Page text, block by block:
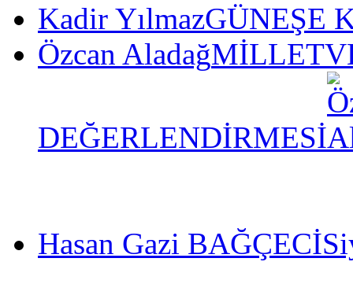
Kadir YılmazGÜNEŞE
Özcan Aladağ
DEĞERLENDİRMESİ
Hasan Gazi BAĞÇECİ